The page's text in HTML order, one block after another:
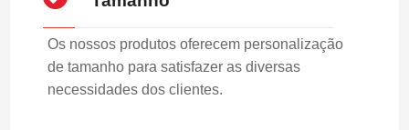
Os nossos produtos oferecem personalização
de tamanho para satisfazer as diversas
necessidades dos clientes.